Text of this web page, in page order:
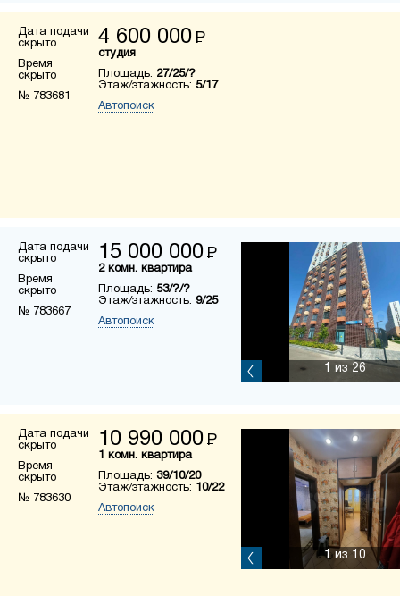
Дата подачи
скрыто
Время
скрыто
№ 783681
4 600 000 Р
студия
Площадь: 27/25/?
Этаж/этажность: 5/17
Автопоиск
Дата подачи
скрыто
Время
скрыто
№ 783667
15 000 000 Р
2 комн. квартира
Площадь: 53/?/?
Этаж/этажность: 9/25
Автопоиск
1 из 26
Дата подачи
скрыто
Время
скрыто
№ 783630
10 990 000 Р
1 комн. квартира
Площадь: 39/10/20
Этаж/этажность: 10/22
Автопоиск
1из 10